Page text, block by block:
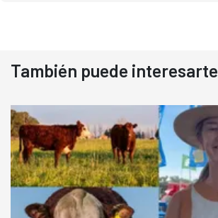
También puede interesarte